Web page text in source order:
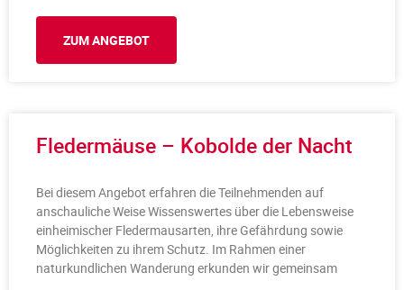
ZUM ANGEBOT
Fledermäuse – Kobolde der Nacht
Bei diesem Angebot erfahren die Teilnehmenden auf
anschauliche Weise Wissenswertes über die Lebensweise
einheimischer Fledermausarten, ihre Gefährdung sowie
Möglichkeiten zu ihrem Schutz. Im Rahmen einer
naturkundlichen Wanderung erkunden wir gemeinsam